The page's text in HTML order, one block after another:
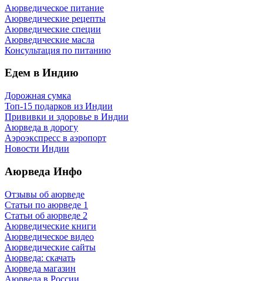
Аюрведическое питание
Аюрведические рецепты
Аюрведические специи
Аюрведические масла
Консультация по питанию
Едем в Индию
Дорожная сумка
Топ-15 подарков из Индии
Прививки и здоровье в Индии
Аюрведа в дорогу
Аэроэкспресс в аэропорт
Новости Индии
Аюрведа Инфо
Отзывы об аюрведе
Статьи по аюрведе 1
Статьи об аюрведе 2
Аюрведические книги
Аюрведическое видео
Аюрведические сайты
Аюрведа: скачать
Аюрведа магазин
Аюрведа в России